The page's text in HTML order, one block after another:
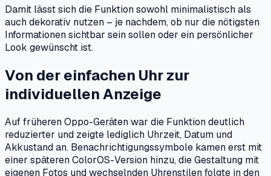
Damit lässt sich die Funktion sowohl minimalistisch als
auch dekorativ nutzen – je nachdem, ob nur die nötigsten
Informationen sichtbar sein sollen oder ein persönlicher
Look gewünscht ist.
Von der einfachen Uhr zur
individuellen Anzeige
Auf früheren Oppo-Geräten war die Funktion deutlich
reduzierter und zeigte lediglich Uhrzeit, Datum und
Akkustand an. Benachrichtigungssymbole kamen erst mit
einer späteren ColorOS-Version hinzu, die Gestaltung mit
eigenen Fotos und wechselnden Uhrenstilen folgte in den